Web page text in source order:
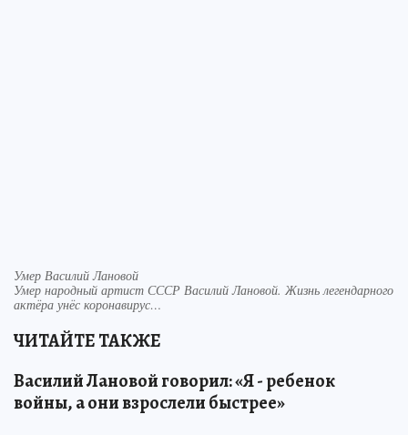
Умер Василий Лановой
Умер народный артист СССР Василий Лановой. Жизнь легендарного
актёра унёс коронавирус…
ЧИТАЙТЕ ТАКЖЕ
Василий Лановой говорил: «Я - ребенок
войны, а они взрослели быстрее»